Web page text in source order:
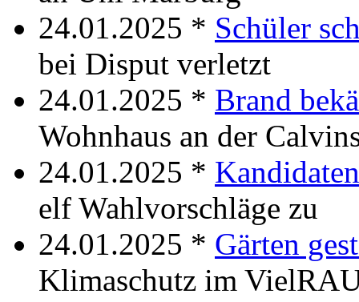
24.01.2025 * Schüler
bei Disput verletzt
24.01.2025 * Brand
Wohnhaus an der
24.01.2025 *
elf Wahlvorschläge zu
24.01.2025 * Gärten
Klimaschutz im